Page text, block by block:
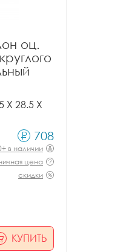
оц.
28.5 X
708
в наличии
цена
скидки
КУПИТЬ